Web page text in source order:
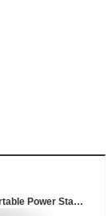
【新品】Anker ポータブル電源 Solix C200 DC Portable Power Station ブラック A1727511(6994737)